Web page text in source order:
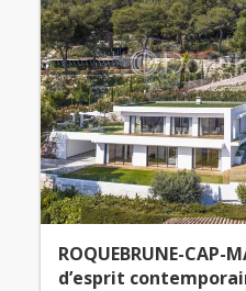
ROQUEBRUNE-
d’esprit